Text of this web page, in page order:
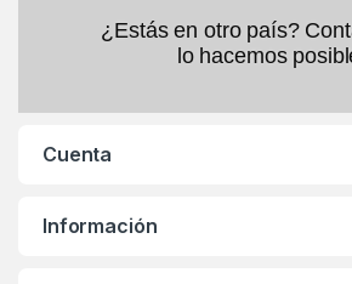
¿Estás en otro país?
lo hacemos
Cuenta
Información